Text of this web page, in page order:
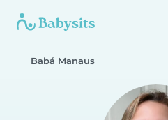
Babá Manaus